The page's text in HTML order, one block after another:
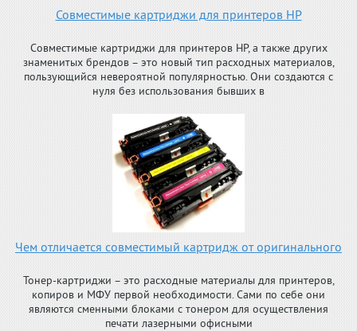
Совместимые картриджи для принтеров HP
Совместимые картриджи для принтеров HP, а также других
знаменитых брендов – это новый тип расходных материалов,
пользующийся невероятной популярностью. Они создаются с
нуля без использования бывших в
Чем отличается совместимый картридж от оригинального
Тонер-картриджи – это расходные материалы для принтеров,
копиров и МФУ первой необходимости. Сами по себе они
являются сменными блоками с тонером для осуществления
печати лазерными офисными